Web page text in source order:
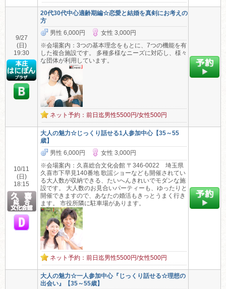
9/27
(日)
19:30
20代30代中心適齢期編☆恋愛と結婚を真剣にお考えの
方
男性 6,000円
女性 3,000円
※会場案内：3つの基本理念をもとに、7つの機能を有
した複合施設です。 多種多様なニーズに対応し、様々
な団体が利用しています。
ネット予約：前日迄男性5500円/女性500円
10/11
(日)
18:15
大人の魅力☆じっくり話せる1人参加中心【35～55
歳】
男性 6,000円
女性 3,000円
※会場案内：久喜総合文化会館 〒346-0022 埼玉県
久喜市下早見140番地 歌謡ショーなども開催されてい
る大人数が収納できる、たいへんきれいでモダンな施
設です。 大人数のお見合いパーティーも、ゆったりと
開催できますので、あなたの婚活もきっとうまく行き
ます。 市役所隣に駐車場があります。
ネット予約：前日迄男性5500円/女性500円
大人の魅力☆一人参加中心『じっくり話せる☆理想の
出会い』【35～55歳】